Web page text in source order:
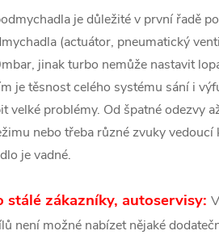
je důležité v první řadě
(actuátor, pneumatický
jinak turbo nemůže nastavit
je těsnost celého systému sání i
velké problémy. Od špatné odezvy
nebo třeba různé zvuky vedoucí
je vadné.
stálé zákazníky, autoservisy:
není možné nabízet nějaké